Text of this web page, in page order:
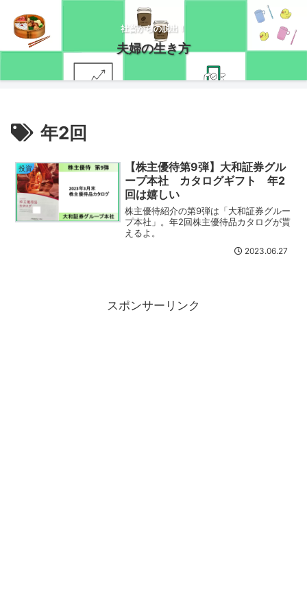
社畜からの脱出！
夫婦の生き方
年2回
投資
【株主優待第9弾】大和証券グル
ープ本社 カタログギフト 年2
回は嬉しい
株主優待紹介の第9弾は「大和証券グルー
プ本社」。年2回株主優待品カタログが貰
えるよ。
2023.06.27
スポンサーリンク